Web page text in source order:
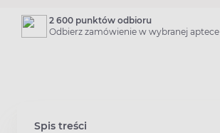
2 600 punktów odbioru
Odbierz zamówienie w wybranej aptece
Spis treści